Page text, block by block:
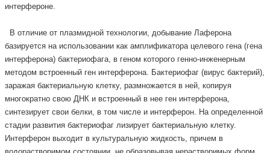
интерфероне.
В отличие от плазмидной технологии, добывание Лаферона
базируется на использовании как амплификатора целевого гена (гена
интерферона) бактериофага, в геном которого генно-инженерным
методом встроенный ген интерферона. Бактериофаг (вирус бактерий),
заражая бактериальную клетку, размножается в ней, копируя
многократно свою ДНК и встроенный в нее ген интерферона,
синтезирует свои белки, в том числе и интерферон. На определенной
стадии развития бактериофаг лизирует бактериальную клетку.
Интерферон выходит в культуральную жидкость, причем в